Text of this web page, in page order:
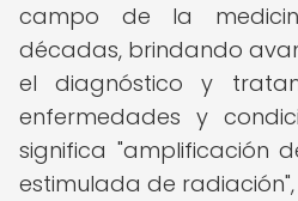
campo de la
décadas, brindando
el diagnóstico y
enfermedades y
significa "amplificación
estimulada de